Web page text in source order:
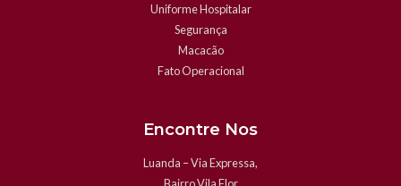
Uniforme Hospitalar
Segurança
Macacão
Fato Operacional
Encontre Nos
Luanda – Via Expressa,